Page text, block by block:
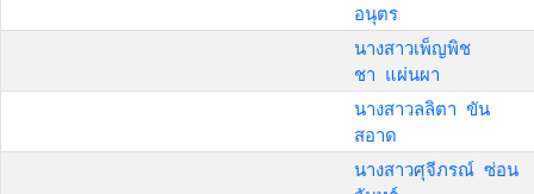
อนุตร
นางสาวเพ็ญพิช
ชา แผ่นผา
นางสาวลลิตา ขัน
สอาด
นางสาวศุจีภรณ์ ซ่อน